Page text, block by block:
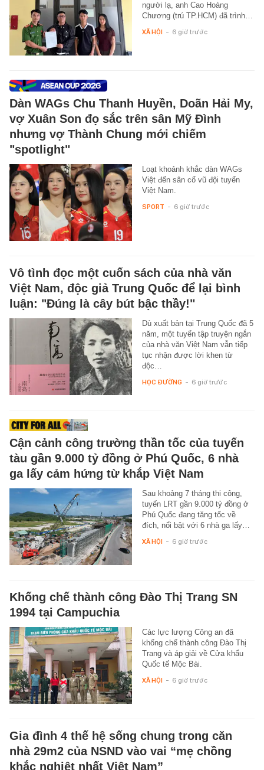
người lạ, anh Cao Hoàng
Chương (trú TP.HCM) đã trình…
XÃ HỘI - 6 giờ trước
Dàn WAGs Chu Thanh Huyền, Doãn Hải My,
vợ Xuân Son đọ sắc trên sân Mỹ Đình
nhưng vợ Thành Chung mới chiếm
"spotlight"
Loạt khoảnh khắc dàn WAGs
Việt đến sân cổ vũ đội tuyển
Việt Nam.
SPORT - 6 giờ trước
Vô tình đọc một cuốn sách của nhà văn
Việt Nam, độc giả Trung Quốc để lại bình
luận: "Đúng là cây bút bậc thầy!"
Dù xuất bản tại Trung Quốc đã 5
năm, một tuyển tập truyện ngắn
của nhà văn Việt Nam vẫn tiếp
tục nhận được lời khen từ
độc…
HỌC ĐƯỜNG - 6 giờ trước
Cận cảnh công trường thần tốc của tuyến
tàu gần 9.000 tỷ đồng ở Phú Quốc, 6 nhà
ga lấy cảm hứng từ khắp Việt Nam
Sau khoảng 7 tháng thi công,
tuyến LRT gần 9.000 tỷ đồng ở
Phú Quốc đang tăng tốc về
đích, nổi bật với 6 nhà ga lấy…
XÃ HỘI - 6 giờ trước
Khống chế thành công Đào Thị Trang SN
1994 tại Campuchia
Các lực lượng Công an đã
khống chế thành công Đào Thị
Trang và áp giải về Cửa khẩu
Quốc tế Mộc Bài.
XÃ HỘI - 6 giờ trước
Gia đình 4 thế hệ sống chung trong căn
nhà 29m2 của NSND vào vai “mẹ chồng
khắc nghiệt nhất Việt Nam”